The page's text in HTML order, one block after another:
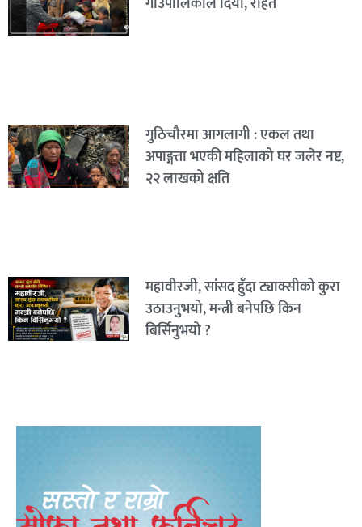
गुठिचौरमा आगलागी : एकल तथा
अपाङ्गता भएकी महिलाको घर जलेर नष्ट,
२२ लाखको क्षति
महावीरजी, सांसद हुँदा ट्याक्सीको कुरा
उठाउनुभयो, मन्त्री बनेपछि किन
बिर्सिनुभयो ?